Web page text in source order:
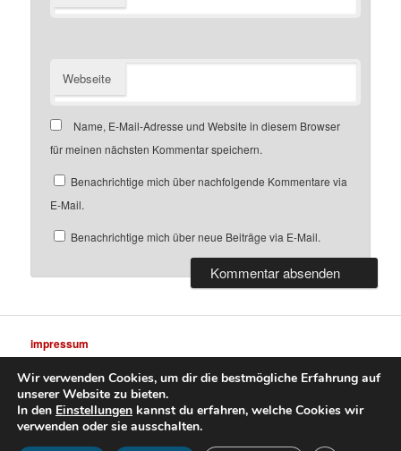
Webseite
Name, E-Mail-Adresse und Website in diesem Browser
für meinen nächsten Kommentar speichern.
Benachrichtige mich über nachfolgende Kommentare via
E-Mail.
Benachrichtige mich über neue Beiträge via E-Mail.
impressum
datenschutz Stolz präsentiert von WordPress
Wir verwenden Cookies, um dir die bestmögliche Erfahrung auf
unserer Website zu bieten.
In den Einstellungen kannst du erfahren, welche Cookies wir
verwenden oder sie ausschalten.